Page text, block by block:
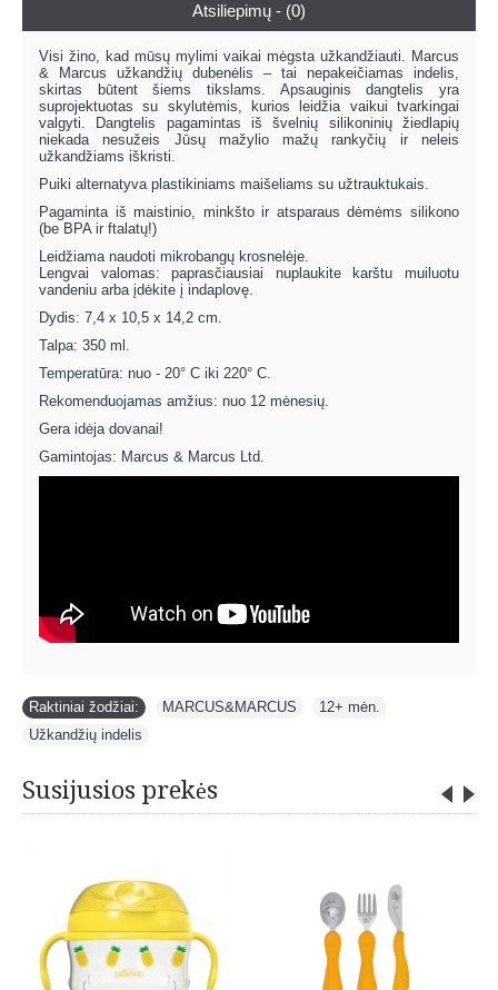
Atsiliepimų - (0)
Visi žino, kad mūsų mylimi vaikai mėgsta užkandžiauti. Marcus
& Marcus užkandžių dubenėlis – tai nepakeičiamas indelis,
skirtas būtent šiems tikslams. Apsauginis dangtelis yra
suprojektuotas su skylutėmis, kurios leidžia vaikui tvarkingai
valgyti. Dangtelis pagamintas iš švelnių silikoninių žiedlapių
niekada nesužeis Jūsų mažylio mažų rankyčių ir neleis
užkandžiams iškristi.
Puiki alternatyva plastikiniams maišeliams su užtrauktukais.
Pagaminta iš maistinio, minkšto ir atsparaus dėmėms silikono
(be BPA ir ftalatų!)
Leidžiama naudoti mikrobangų krosnelėje.
Lengvai valomas: paprasčiausiai nuplaukite karštu muiluotu
vandeniu arba įdėkite į indaplovę.
Dydis: 7,4 x 10,5 x 14,2 cm.
Talpa: 350 ml.
Temperatūra: nuo - 20° C iki 220° C.
Rekomenduojamas amžius: nuo 12 mėnesių.
Gera idėja dovanai!
Gamintojas: Marcus & Marcus Ltd.
Raktiniai žodžiai: MARCUS&MARCUS 12+ mėn.
Užkandžių indelis
Susijusios prekės